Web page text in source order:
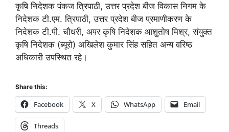
कृषि निदेशक पंकज त्रिपाठी, उत्तर प्रदेश बीज विकास निगम के
निदेशक टी.एम. त्रिपाठी, उत्तर प्रदेश बीज प्रमाणीकरण के
निदेशक टी.पी. चौधरी, अपर कृषि निदेशक आशुतोष मिश्र, संयुक्त
कृषि निदेशक (ब्यूरो) अखिलेश कुमार सिंह सहित अन्य वरिष्ठ
अधिकारी उपस्थित रहे।
Share this:
Facebook X WhatsApp Email
Threads